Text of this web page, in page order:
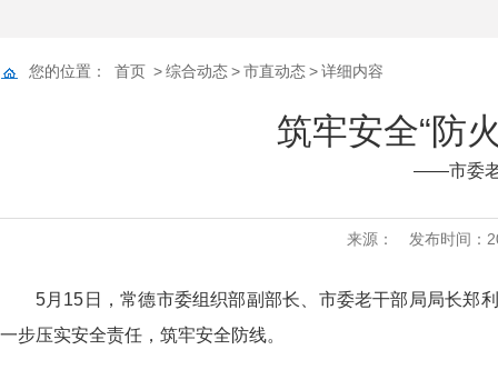
您的位置： 首页 >综合动态>市直动态>详细内容
筑牢安全“防
——市委老
来源： 发布时间：
5月15日，常德市委组织部副部长、市委老干部局局长郑
一步压实安全责任，筑牢安全防线。